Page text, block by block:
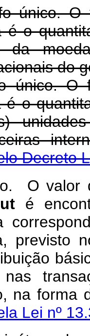
único.
é o
da
do
único. O
é o
Decreto
O valor
é
previsto
na
Lei nº